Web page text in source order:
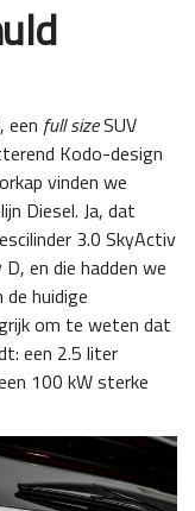
een full sizeSUV
Kodo-design
vinden we
Diesel. Ja, dat
3.0 SkyActiv
en die hadden we
huidige
om te weten dat
een 2.5 liter
100 kW sterke